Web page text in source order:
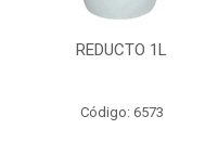
REDUCTO 1L
Código: 6573